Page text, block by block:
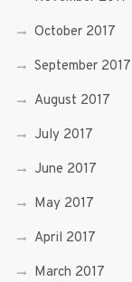
October 2017
September 2017
August 2017
July 2017
June 2017
May 2017
April 2017
March 2017